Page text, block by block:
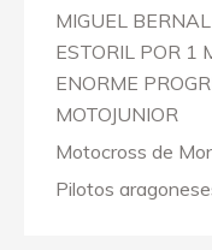
MIGUEL
ESTORIL POR 1
ENORME
MOTOJUNIOR
Motocross de
Pilotos